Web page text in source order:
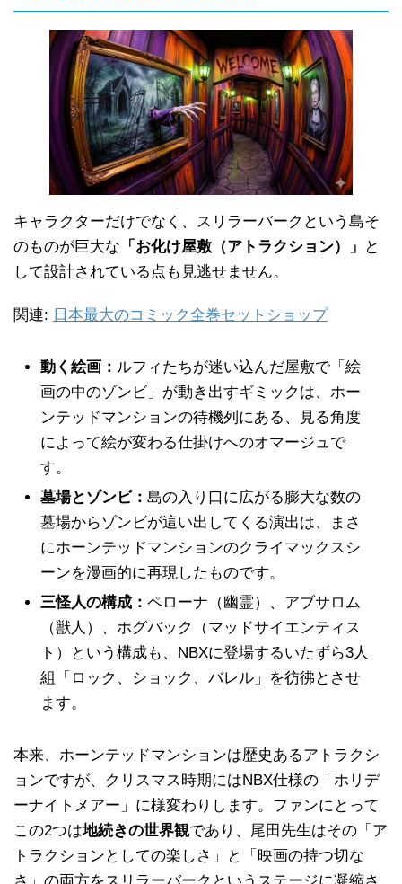
キャラクターだけでなく、スリラーバークという島そ
のものが巨大な 「お化け屋敷（アトラクション）」
と
して設計されている点も見逃せません。
関連: 日本最大のコミック全巻セットショップ
動く絵画： ルフィたちが迷い込んだ屋敷で「絵
画の中のゾンビ」が動き出すギミックは、ホー
ンテッドマンションの待機列にある、見る角度
によって絵が変わる仕掛けへのオマージュで
す。
墓場とゾンビ： 島の入り口に広がる膨大な数の
墓場からゾンビが這い出してくる演出は、まさ
にホーンテッドマンションのクライマックスシ
ーンを漫画的に再現したものです。
三怪人の構成： ペローナ（幽霊）、アブサロム
（獣人）、ホグバック（マッドサイエンティス
ト）という構成も、NBXに登場するいたずら3人
組「ロック、ショック、バレル」を彷彿とさせ
ます。
本来、ホーンテッドマンションは歴史あるアトラクシ
ョンですが、クリスマス時期にはNBX仕様の「ホリデ
ーナイトメアー」に様変わりします。ファンにとって
この2つは地続きの世界観であり、尾田先生はその「ア
トラクションとしての楽しさ」と「映画の持つ切な